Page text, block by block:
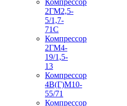
2ГМ2,5-
5/1,7-
71С
Компрессор
2ГМ4-
19/1,5-
13
Компрессор
4В(Г)М10-
55/71
Компрессор